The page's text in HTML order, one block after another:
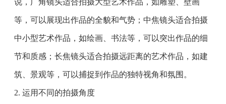
等，可以展现出作品的全貌和气势；中焦镜头适合拍摄
中小型艺术作品，如绘画、书法等，可以突出作品的细
节和质感；长焦镜头适合拍摄远距离的艺术作品，如建
筑、景观等，可以捕捉到作品的独特视角和氛围。
2. 运用不同的拍摄角度